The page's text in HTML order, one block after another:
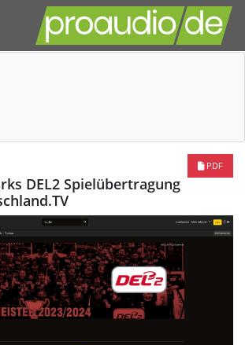
PDF
DEL2 Spielübertragung